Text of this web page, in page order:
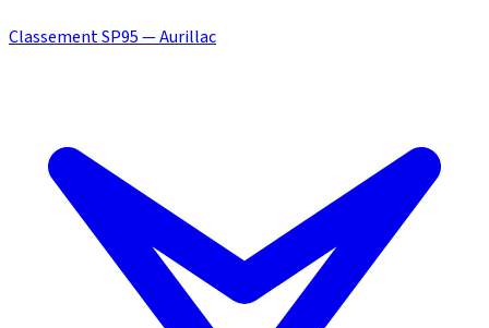
Classement SP95 — Aurillac